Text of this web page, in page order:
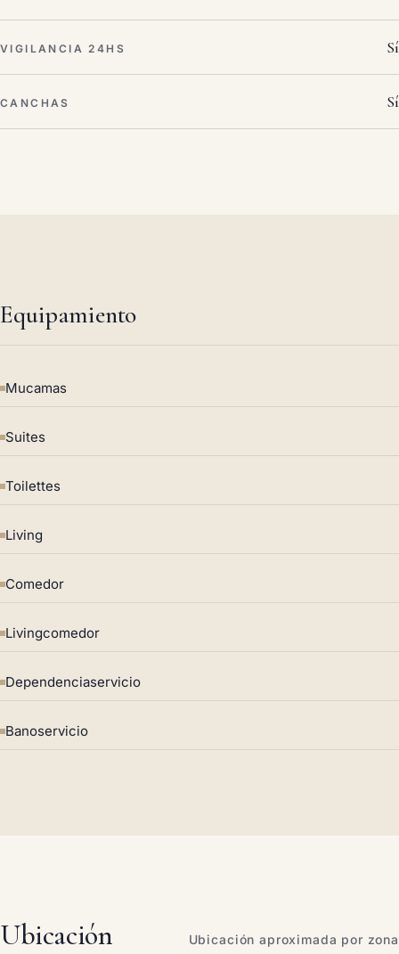
VIGILANCIA 24HS Sí
CANCHAS Sí
Equipamiento
Mucamas
Suites
Toilettes
Living
Comedor
Livingcomedor
Dependenciaservicio
Banoservicio
Ubicación Ubicación aproximada por zona